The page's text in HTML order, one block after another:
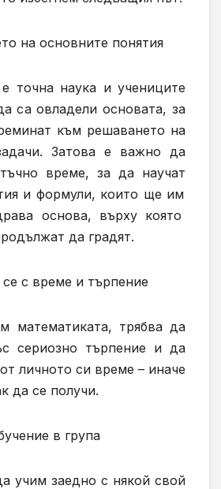
на основните понятия
е точна наука и учениците
саовладели основата, за
ат към решаването на
Затова е важно да
време, за да научат
и формули, които ще им
основа, върху която
ат да градят.
се с време и търпение
м математиката, трябва да
сериозно търпение и да
личното си време – иначе
да се получи.
в група
учим заедно с някой свой